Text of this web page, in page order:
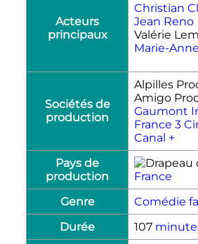
Acteurs
principaux
Christian
Jean Reno
Valérie
Marie-
Sociétés de
production
Alpilles
Amigo
Gaumont
France 3
Canal +
Pays de
production
France
Genre
Comédie
Durée
107